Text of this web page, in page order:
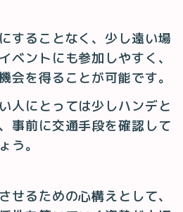
することなく、少し遠い場
ベントにも参加しやすく、
会を得ることが可能です。
人にとっては少しハンデと
事前に交通手段を確認して
う。
せるための心構えとして、